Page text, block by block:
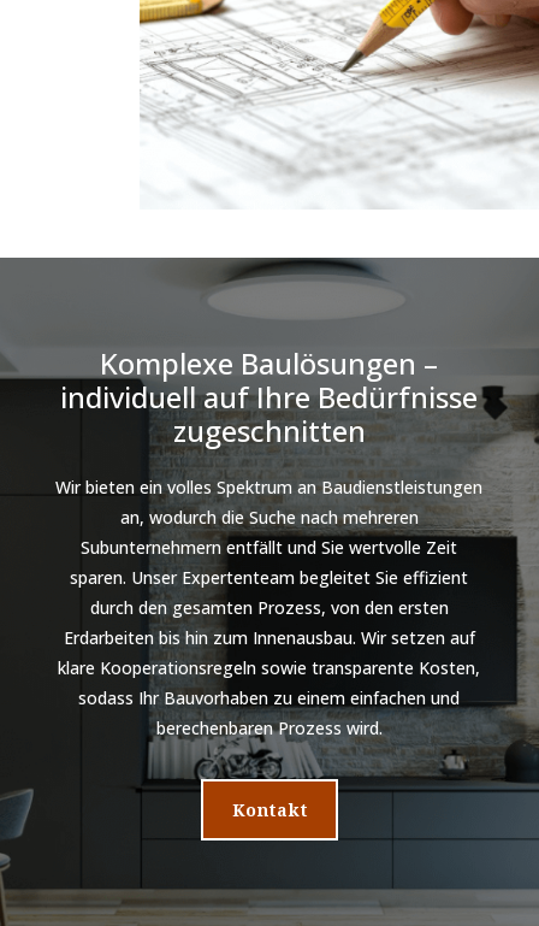
Komplexe Baulösungen –
individuell auf Ihre Bedürfnisse
zugeschnitten
Wir bieten ein volles Spektrum an Baudienstleistungen
an, wodurch die Suche nach mehreren
Subunternehmern entfällt und Sie wertvolle Zeit
sparen. Unser Expertenteam begleitet Sie effizient
durch den gesamten Prozess, von den ersten
Erdarbeiten bis hin zum Innenausbau. Wir setzen auf
klare Kooperationsregeln sowie transparente Kosten,
sodass Ihr Bauvorhaben zu einem einfachen und
berechenbaren Prozess wird.
Kontakt